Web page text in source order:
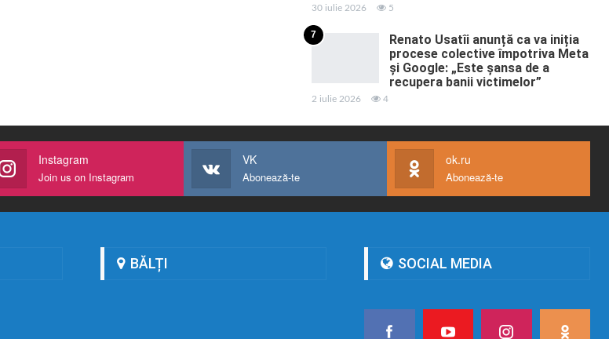
30 iulie 2026 5
7
Renato Usatîi anunță ca va iniția
procese colective împotriva Meta
și Google: „Este șansa de a
recupera banii victimelor”
2 iulie 2026 4
Instagram
Join us on Instagram
VK
Abonează-te
ok.ru
Abonează-te
BĂLȚI SOCIAL MEDIA